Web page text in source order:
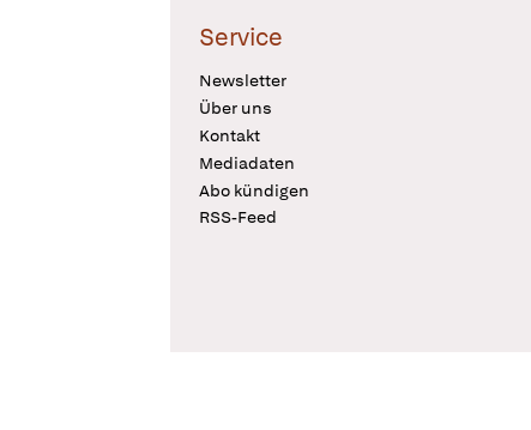
Service
Newsletter
Über uns
Kontakt
Mediadaten
Abo kündigen
RSS-Feed